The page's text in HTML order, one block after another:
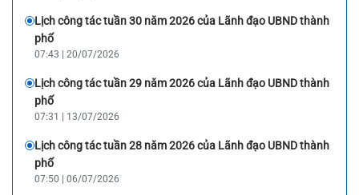
Lịch công tác tuần 30 năm 2026 của Lãnh đạo UBND thành
phố
07:43 | 20/07/2026
Lịch công tác tuần 29 năm 2026 của Lãnh đạo UBND thành
phố
07:31 | 13/07/2026
Lịch công tác tuần 28 năm 2026 của Lãnh đạo UBND thành
phố
07:50 | 06/07/2026